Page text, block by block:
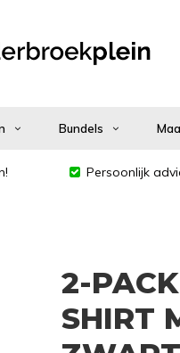
Bundels
Persoonlijk
2-
SHIRT